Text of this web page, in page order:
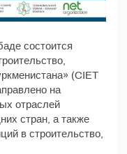
состоится
(CIET
на
отраслей
стран, а также
в строительство,